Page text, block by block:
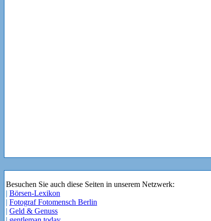
Besuchen Sie auch diese Seiten in unserem Netzwerk:
| Börsen-Lexikon
| Fotograf Fotomensch Berlin
| Geld & Genuss